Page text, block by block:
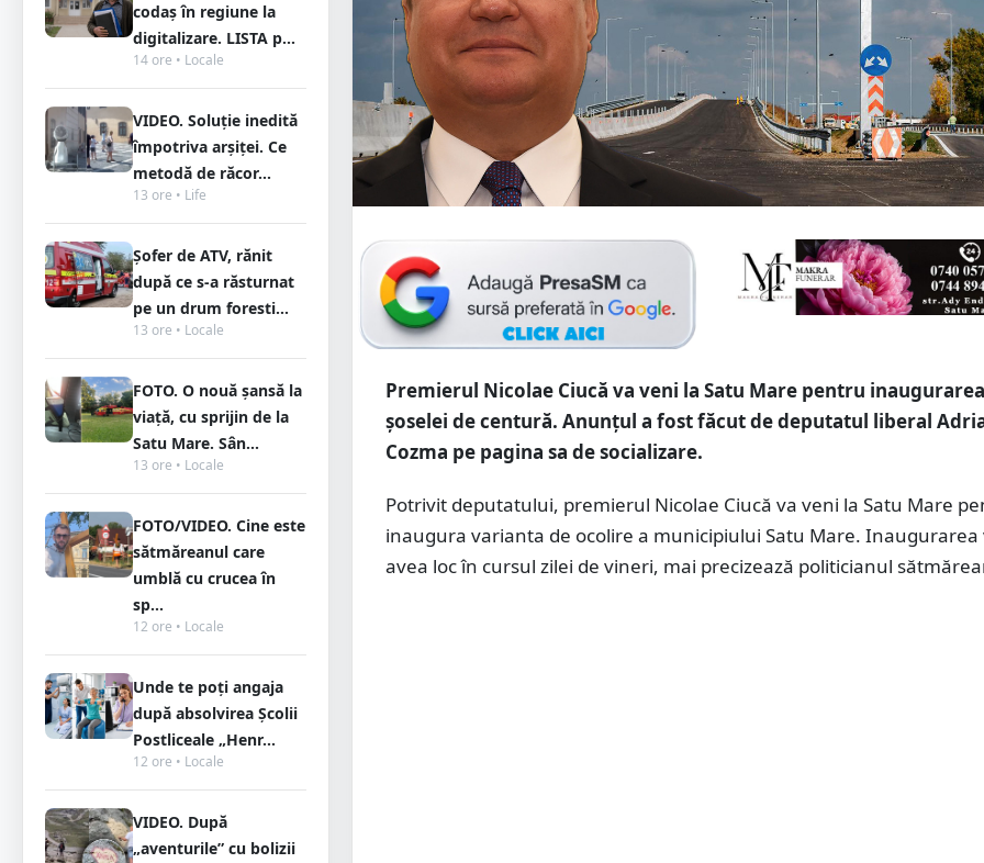
codaș în regiune la
digitalizare. LISTA p...
14 ore • Locale
VIDEO. Soluție inedită
împotriva arșiței. Ce
metodă de răcor...
13 ore • Life
Șofer de ATV, rănit
după ce s-a răsturnat
pe un drum foresti...
13 ore • Locale
FOTO. O nouă șansă la
viață, cu sprijin de la
Satu Mare. Sân...
13 ore • Locale
FOTO/VIDEO. Cine este
sătmăreanul care
umblă cu crucea în
sp...
12 ore • Locale
Unde te poți angaja
după absolvirea Școlii
Postliceale „Henr...
12 ore • Locale
VIDEO. După
„aventurile” cu bolizii
Premierul Nicolae Ciucă va veni la Satu Mare pentru inaugurarea
șoselei de centură. Anunțul a fost făcut de deputatul liberal
Cozma pe pagina sa de socializare.
Potrivit deputatului, premierul Nicolae Ciucă va veni la Satu Mare
inaugura varianta de ocolire a municipiului Satu Mare. Inaugurarea
avea loc în cursul zilei de vineri, mai precizează politicianul